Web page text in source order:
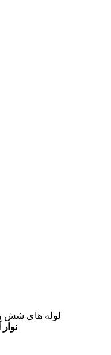
?لوله های شش و هشت و ده اینچ بصورت